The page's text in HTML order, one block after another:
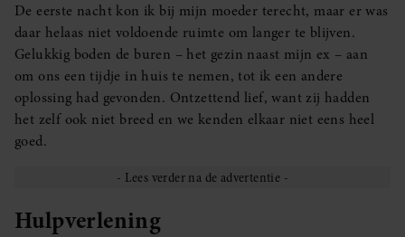
De eerste nacht kon ik bij mijn moeder terecht, maar er was
daar helaas niet voldoende ruimte om langer te blijven.
Gelukkig boden de buren – het gezin naast mijn ex – aan
om ons een tijdje in huis te nemen, tot ik een andere
oplossing had gevonden. Ontzettend lief, want zij hadden
het zelf ook niet breed en we kenden elkaar niet eens heel
goed.
Hulpverlening